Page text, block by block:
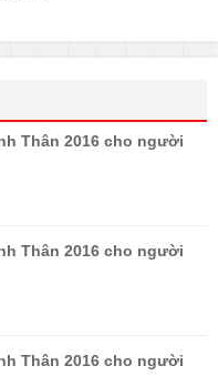
Thân 2016 cho người
Thân 2016 cho người
Thân 2016 cho người